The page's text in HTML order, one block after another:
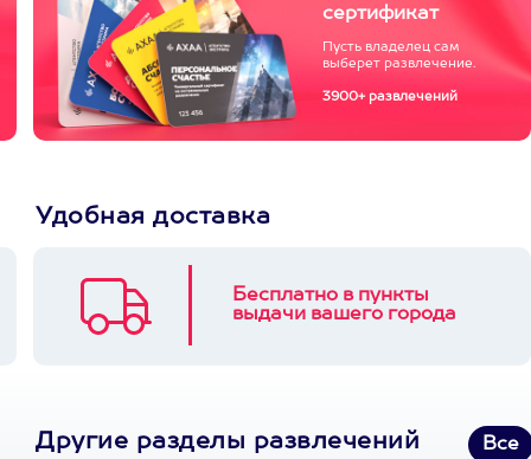
сертификат
Пусть владелец сам
выберет развлечение.
3900+ развлечений
Удобная доставка
Бесплатно в пункты
выдачи вашего города
Другие разделы развлечений Все